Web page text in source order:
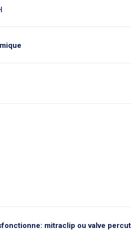
mitraclip ou valve